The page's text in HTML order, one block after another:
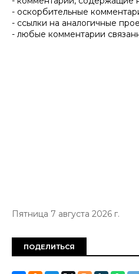
- оскорбительные
- ссылки на аналогичные
- любые комментарии
Пятница 7 августа 2026 г.
ПОДЕЛИТЬСЯ